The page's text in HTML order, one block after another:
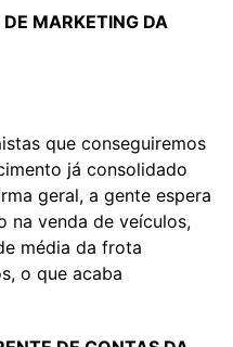
MARKETING DA
que conseguiremos
já consolidado
geral, a gente espera
na venda de veículos,
média da frota
o que acaba